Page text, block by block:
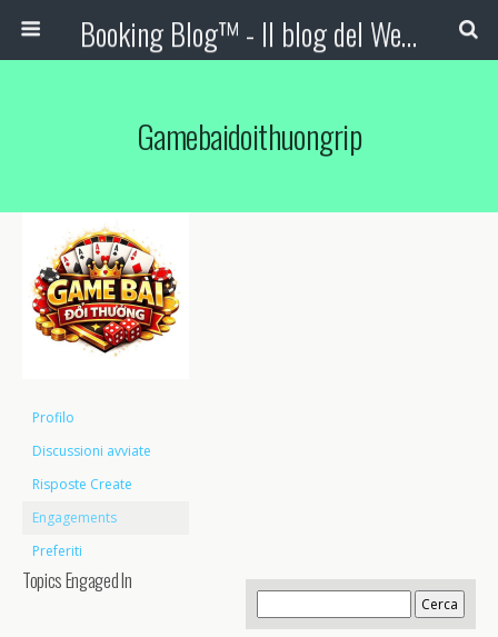
Booking Blog™ - Il blog del Web Marketing Turistico
Gamebaidoithuongrip
Profilo
Discussioni avviate
Risposte Create
Engagements
Preferiti
Topics Engaged In